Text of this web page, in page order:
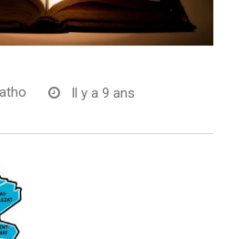
Il y a 9 ans